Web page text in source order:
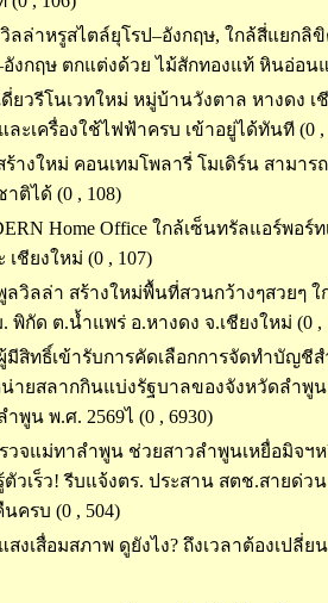
ลล่าหรูสไตล์ยุโรป–อังกฤษ, ใกล้สี่แยกลิ
อังกฤษ ตกแต่งด้วย ไม้สักทองแท้ หินอ่อน
ยวรีโนเวทใหม่ หมู่บ้านวังตาล หางดง เ
ละเครื่องใช้ไฟฟ้าครบ เข้าอยู่ได้ทันที (0 ,
างใหม่ คอนเทมโพลารี่ โมเดิร์น สามารถ
ติได้ (0 , 108)
Home Office ใกล้เซ็นทรัลแอร์พอร์
เชียงใหม่ (0 , 107)
วิลล่า สร้างใหม่พื้นที่สวนกว้างๆสวยๆ
พิกัด ต.น้ำแพร่ อ.หางดง จ.เชียงใหม่ (0 ,
มีสิทธิ์เข้ารับการคัดเลือกการจัดทำบัญชีส
ายสลากกินแบ่งรัฐบาลของจังหวัดลำพู
พูน พ.ศ. 2569ไ (0 , 6930)
จแม่ทาลำพูน ช่วยสาวลำพูนเหยื่อมิจฯห
วเร็ว! รีบแจ้งตร. ประสาน สตช.สายด่ว
ครบ (0 , 504)
งเสื่อมสภาพ ดูยังไง? ถึงเวลาต้องเปลี่ย